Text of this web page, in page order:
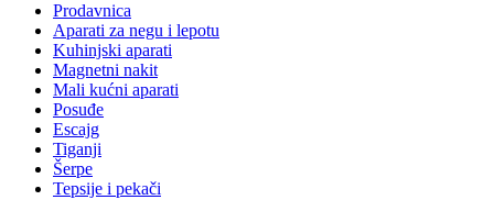
Prodavnica
Aparati za negu i lepotu
Kuhinjski aparati
Magnetni nakit
Mali kućni aparati
Posuđe
Escajg
Tiganji
Šerpe
Tepsije i pekači